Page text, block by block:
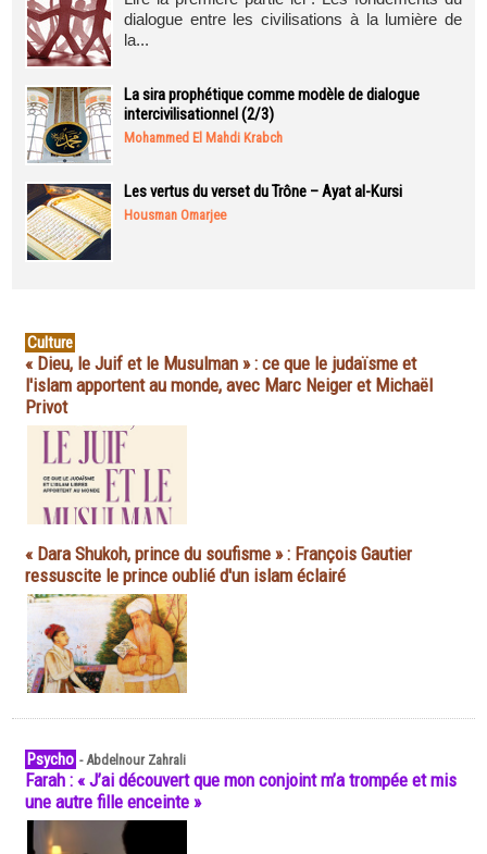
dialogue entre les civilisations à la lumière de
la...
La sira prophétique comme modèle de dialogue
intercivilisationnel (2/3)
Mohammed El Mahdi Krabch
Les vertus du verset du Trône – Ayat al-Kursi
Housman Omarjee
Culture
« Dieu, le Juif et le Musulman » : ce que le judaïsme et
l'islam apportent au monde, avec Marc Neiger et Michaël
Privot
« Dara Shukoh, prince du soufisme » : François Gautier
ressuscite le prince oublié d'un islam éclairé
Psycho -Abdelnour Zahrali
Farah : « J’ai découvert que mon conjoint m’a trompée et mis
une autre fille enceinte »